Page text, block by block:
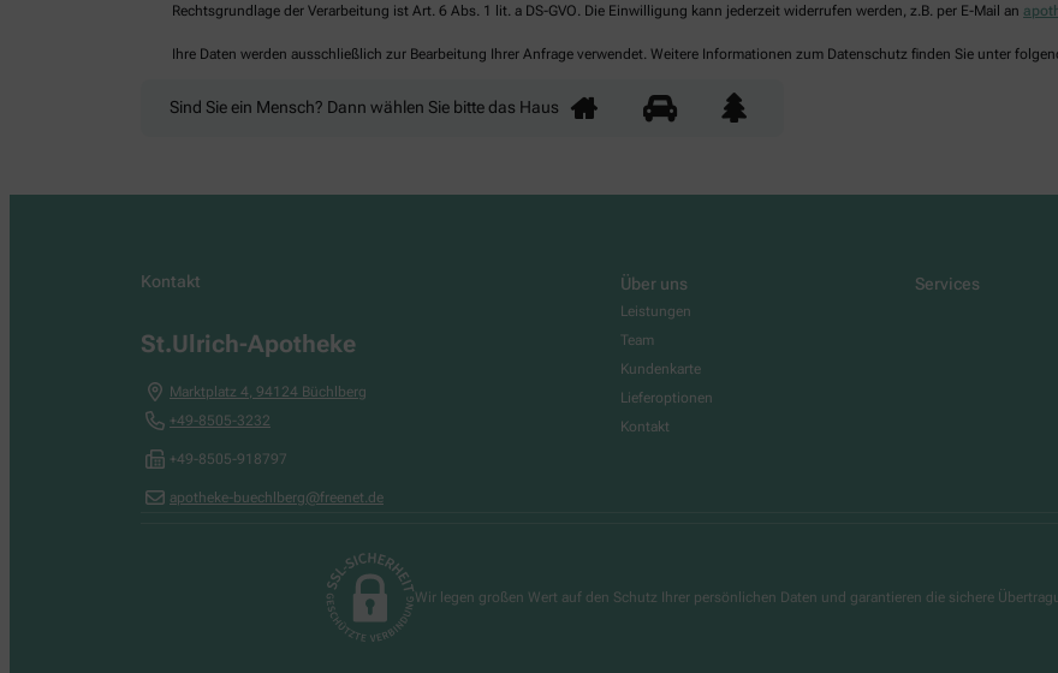
Rechtsgrundlage der Verarbeitung ist Art. 6 Abs. 1 lit. a DS-GVO. Die Einwilligung kann jederzeit widerrufen werden, z.B. per E-Mail an
Ihre Daten werden ausschließlich zur Bearbeitung Ihrer Anfrage verwendet. Weitere Informationen zum Datenschutz finden Sie unter
Sind Sie ein Mensch? Dann wählen Sie bittedas Haus
Kontakt
St.Ulrich-Apotheke
Marktplatz 4, 94124 Büchlberg
+49-8505-3232
+49-8505-918797
apotheke-buechlberg@freenet.de
Über uns
Leistungen
Team
Kundenkarte
Lieferoptionen
Kontakt
Services
Wir legen großen Wert auf den Schutz Ihrer persönlichen Daten und garantieren die sichere